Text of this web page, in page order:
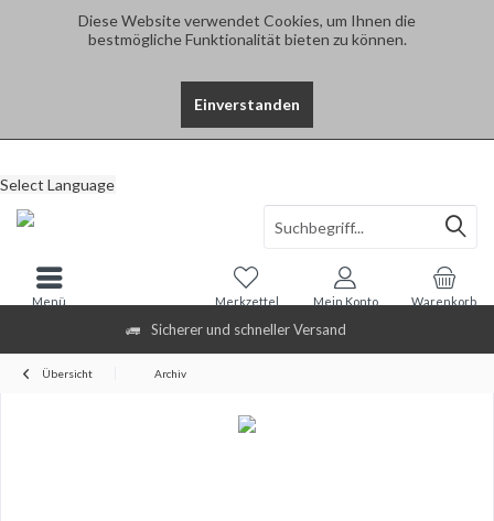
Diese Website verwendet Cookies, um Ihnen die
bestmögliche Funktionalität bieten zu können.
Einverstanden
Sicherer und schneller Versand
Select Language
Warenkorb
Merkzettel Mein Konto
Menü
Übersicht Archiv